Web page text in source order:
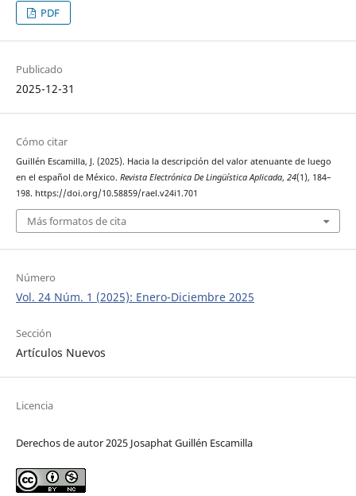
PDF
Publicado
2025-12-31
Cómo citar
Guillén Escamilla, J. (2025). Hacia la descripción del valor atenuante de luego
en el español de México. Revista Electrónica De Lingüística Aplicada, 24(1), 184–
198. https://doi.org/10.58859/rael.v24i1.701
Más formatos de cita
Número
Vol. 24 Núm. 1 (2025): Enero-Diciembre 2025
Sección
Artículos Nuevos
Licencia
Derechos de autor 2025 Josaphat Guillén Escamilla